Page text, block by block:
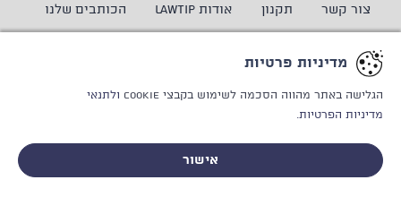
צור קשר תקנון אודות LAWTIP הכותבים שלנו
לייעוץ אישי וחסוי - ללא התחייבות
מדיניות פרטיות
הגלישה באתר מהווה הסכמה לשימוש בקבצי Cookie
ולתנאי
מדיניות הפרטיות.
אישור